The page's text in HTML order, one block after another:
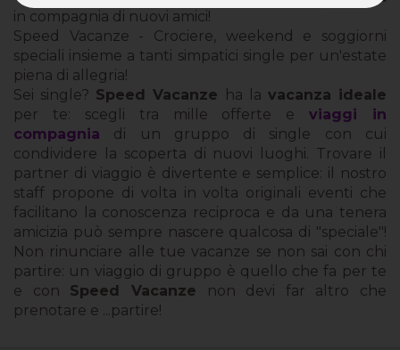
in compagnia di nuovi amici!
Speed Vacanze - Crociere, weekend e soggiorni
speciali insieme a tanti simpatici single per un'estate
piena di allegria!
Sei single? Speed Vacanze ha la vacanza ideale
per te: scegli tra mille offerte eviaggi in
compagnia di un gruppo di single con cui
condividere la scoperta di nuovi luoghi. Trovare il
partner di viaggio è divertente e semplice: il nostro
staff propone di volta in volta originali eventi che
facilitano la conoscenza reciproca e da una tenera
amicizia può sempre nascere qualcosa di "speciale"!
Non rinunciare alle tue vacanze se non sai con chi
partire: un viaggio di gruppo è quello che fa per te
e con Speed Vacanze non devi far altro che
prenotare e ...partire!